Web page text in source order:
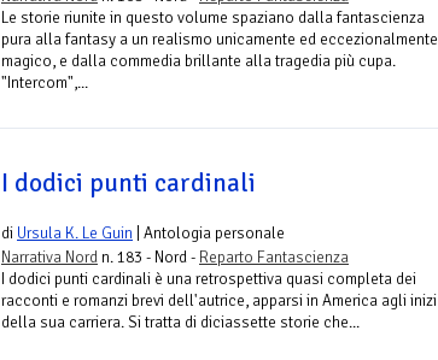
Le storie riunite in questo volume spaziano dalla fantascienza
pura alla fantasy a un realismo unicamente ed eccezionalmente
magico, e dalla commedia brillante alla tragedia più cupa.
"Intercom",...
I dodici punti cardinali
di Ursula K. Le Guin | Antologia personale
Narrativa Nord n. 183 - Nord - Reparto Fantascienza
I dodici punti cardinali è una retrospettiva quasi completa dei
racconti e romanzi brevi dell'autrice, apparsi in America agli inizi
della sua carriera. Si tratta di diciassette storie che...